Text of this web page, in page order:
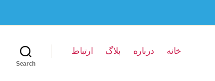
خانه درباره بلاگ ارتباط
Search